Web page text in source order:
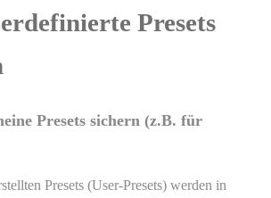
Presets
Presets sichern (z.B. für
Presets (User-Presets) werden in